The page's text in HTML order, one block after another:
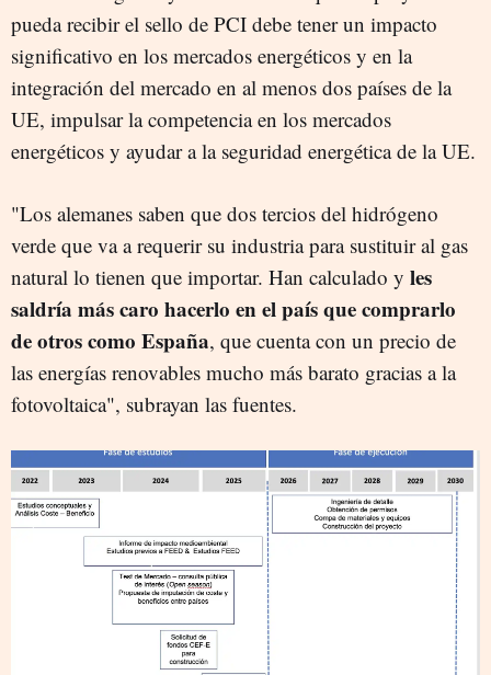
pueda recibir el sello de PCI debe tener un impacto
significativo en los mercados energéticos y en la
integración del mercado en al menos dos países de la
UE, impulsar la competencia en los mercados
energéticos y ayudar a la seguridad energética de la UE.
"Los alemanes saben que dos tercios del hidrógeno
verde que va a requerir su industria para sustituir al gas
natural lo tienen que importar. Han calculado y les
saldría más caro hacerlo en el país que comprarlo
de otros como España, que cuenta con un precio de
las energías renovables mucho más barato gracias a la
fotovoltaica", subrayan las fuentes.